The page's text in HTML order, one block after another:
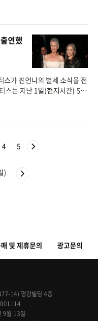
연했
가 친언니의 별세 소식을 전
스는 지난 1일(현지시간) SN
4 5
)
및 제휴문의 광고문의
14) 평강빌딩 4층
9월 13일